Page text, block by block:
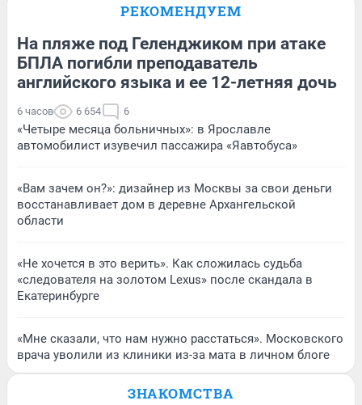
РЕКОМЕНДУЕМ
На пляже под Геленджиком при атаке
БПЛА погибли преподаватель
английского языка и ее 12-летняя дочь
6 часов 6 654 6
«Четыре месяца больничных»: в Ярославле
автомобилист изувечил пассажира «Яавтобуса»
«Вам зачем он?»: дизайнер из Москвы за свои деньги
восстанавливает дом в деревне Архангельской
области
«Не хочется в это верить». Как сложилась судьба
«следователя на золотом Lexus» после скандала в
Екатеринбурге
«Мне сказали, что нам нужно расстаться». Московского
врача уволили из клиники из-за мата в личном блоге
ЗНАКОМСТВА